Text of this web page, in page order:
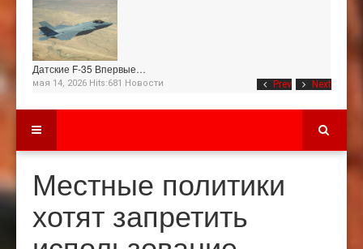
Prev Next
Датские F-35 Впервые…
мая 14, 2026 Hits:681 Новости
Местные политики
хотят запретить